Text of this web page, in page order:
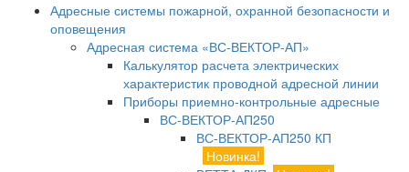
Адресные системы пожарной, охранной безопасности и
оповещения
Адресная система «ВС-ВЕКТОР-АП»
Калькулятор расчета электрических
характеристик проводной адресной линии
Приборы приемно-контрольные адресные
ВС-ВЕКТОР-АП250
ВС-ВЕКТОР-АП250 КП
Новинка!